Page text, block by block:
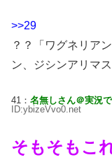
>>29
？？「ワグネリア
ン、ジシンアリマス
41： 名無しさん＠実況
ID:ybizeVvo0.net
そもそもこ